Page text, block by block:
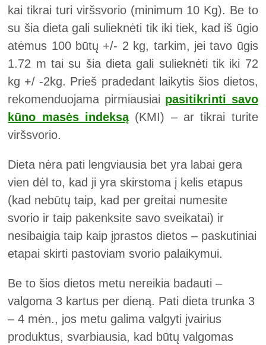
kai tikrai turi viršsvorio (minimum 10 Kg). Be to
su šia dieta gali sulieknėti tik iki tiek, kad iš ūgio
atėmus 100 būtų +/- 2 kg, tarkim, jei tavo ūgis
1.72 m tai su šia dieta gali sulieknėti tik iki 72
kg +/ -2kg. Prieš pradedant laikytis šios dietos,
rekomenduojama pirmiausiai pasitikrinti savo
kūno masės indeksą(KMI) – ar tikrai turite
viršsvorio.
Dieta nėra pati lengviausia bet yra labai gera
vien dėl to, kad ji yra skirstoma į kelis etapus
(kad nebūtų taip, kad per greitai numesite
svorio ir taip pakenksite savo sveikatai) ir
nesibaigia taip kaip įprastos dietos – paskutiniai
etapai skirti pastoviam svorio palaikymui.
Be to šios dietos metu nereikia badauti –
valgoma 3 kartus per dieną. Pati dieta trunka 3
– 4 mėn., jos metu galima valgyti įvairius
produktus, svarbiausia, kad būtų valgomas